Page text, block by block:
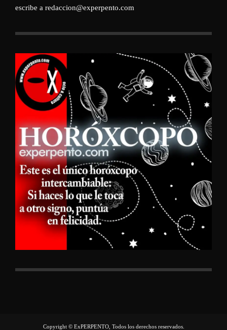
escribe a redaccion@experpento.com
Copyright © ExPERPENTO, Todos los derechos reservados.